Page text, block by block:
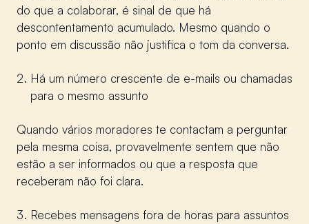
do que a colaborar, é sinal de que há
descontentamento acumulado. Mesmo quando o
ponto em discussão não justifica o tom da conversa.
Há um número crescente de e-mails ou chamadas
para o mesmo assunto
Quando vários moradores te contactam a perguntar
pela mesma coisa, provavelmente sentem que não
estão a ser informados ou que a resposta que
receberam não foi clara.
Recebes mensagens fora de horas para assuntos